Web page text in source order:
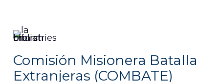
Comisión Misionera Batalla
Extranjeras (COMBATE)